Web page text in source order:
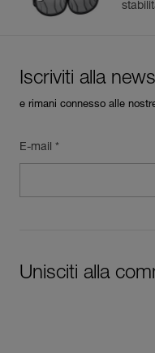
Iscriviti alla
e rimani connesso alle
E-mail *
Unisciti alla